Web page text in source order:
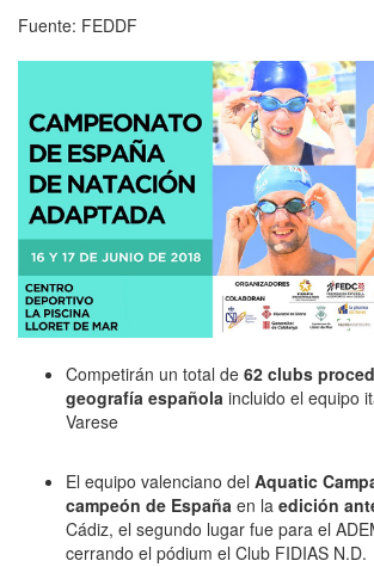
Fuente: FEDDF
Competirán un total de 62 clubs
geografía española incluido el equipo
Varese
El equipo valenciano del Aquatic
campeón de España en la edición
Cádiz, el segundo lugar fue para el
cerrando el pódium el Club FIDIAS N.D.